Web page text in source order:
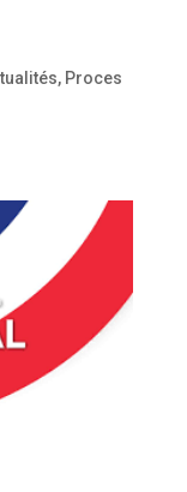
, Proces